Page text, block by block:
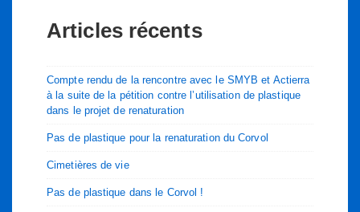
Articles récents
Compte rendu de la rencontre avec le SMYB et Actierra
à la suite de la pétition contre l’utilisation de plastique
dans le projet de renaturation
Pas de plastique pour la renaturation du Corvol
Cimetières de vie
Pas de plastique dans le Corvol !